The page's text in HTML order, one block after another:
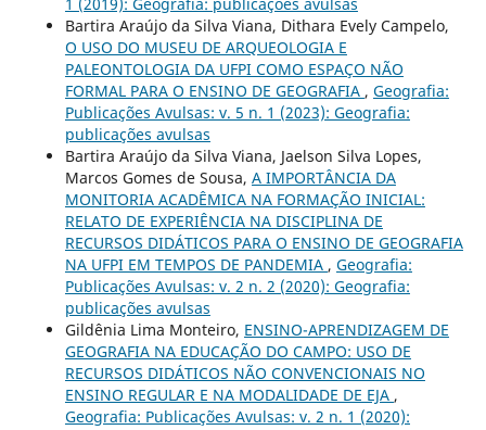
Bartira Araújo da Silva Viana, Dithara Evely Campelo,
O USO DO MUSEU DE ARQUEOLOGIA E
PALEONTOLOGIA DA UFPI COMO ESPAÇO NÃO
FORMAL PARA O ENSINO DE GEOGRAFIA , Geografia:
Publicações Avulsas: v. 5 n. 1 (2023): Geografia:
publicações avulsas
Bartira Araújo da Silva Viana, Jaelson Silva Lopes,
Marcos Gomes de Sousa, A IMPORTÂNCIA DA
MONITORIA ACADÊMICA NA FORMAÇÃO INICIAL:
RELATO DE EXPERIÊNCIA NA DISCIPLINA DE
RECURSOS DIDÁTICOS PARA O ENSINO DE GEOGRAFIA
NA UFPI EM TEMPOS DE PANDEMIA , Geografia:
Publicações Avulsas: v. 2 n. 2 (2020): Geografia:
publicações avulsas
Gildênia Lima Monteiro, ENSINO-APRENDIZAGEM DE
GEOGRAFIA NA EDUCAÇÃO DO CAMPO: USO DE
RECURSOS DIDÁTICOS NÃO CONVENCIONAIS NO
ENSINO REGULAR E NA MODALIDADE DE EJA ,
Geografia: Publicações Avulsas: v. 2 n. 1 (2020):